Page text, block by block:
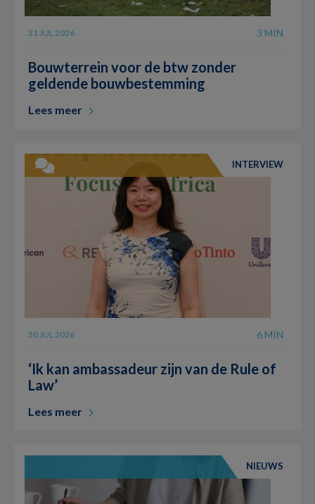
31 JUL 2026 3 MIN
Bouwterrein voor de btw zonder
geldende bouwbestemming
Lees meer
INTERVIEW
30 JUL 2026 6 MIN
‘Ik kan ambassadeur zijn van de Rule of
Law’
Lees meer
NIEUWS